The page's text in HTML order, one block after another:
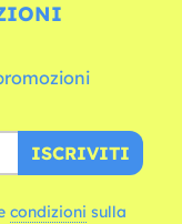
ISCRIVITI
condizioni